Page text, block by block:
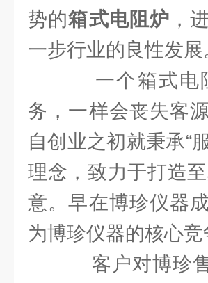
势的箱式电阻炉 ，
一步行业的良性发展
一个箱式电
务，一样会丧失客
自创业之初就秉承“
理念，致力于打造
意。早在博珍仪器
为博珍仪器的核心竞
客户对博珍